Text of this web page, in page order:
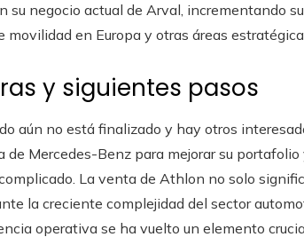
su negocio actual de Arval, incrementando
en Europa y otras áreas
y siguientes pasos
aún no está finalizado y hay otros
Mercedes-Benz para mejorar su
La venta de Athlon no solo
la creciente complejidad del sector
operativa se ha vuelto un elemento